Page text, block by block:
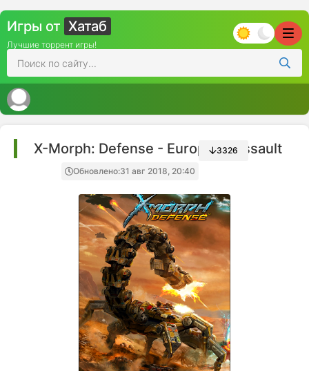
Игры от Хатаб
Лучшие торрент игры!
X-Morph: Defense - European Assault
Обновлено:31 авг 2018, 20:40
3326